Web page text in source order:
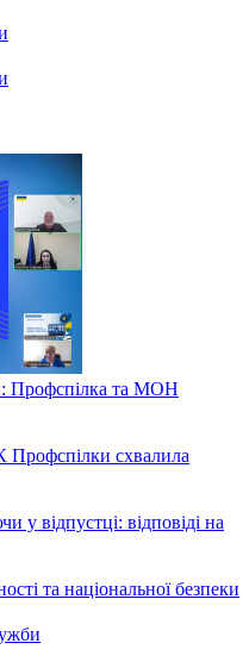
Профспілка та МОН
Профспілки схвалила
у відпустці: відповіді на
та національної безпеки